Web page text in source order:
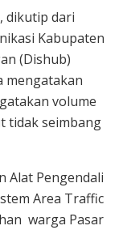
dikutip dari
Kabupaten
(Dishub)
mengatakan
volume
tidak seimbang
Alat Pengendali
Area Traffic
warga Pasar